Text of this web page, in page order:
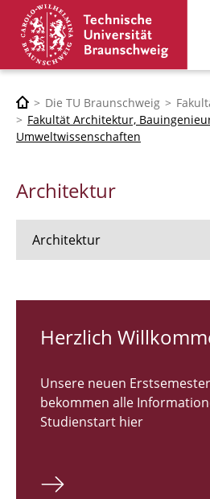
Die TU Braunschweig
Fakultät Architektur,
Umweltwissenschaften
Architektur
Architektur
RUNDGANG 26
Bachelor Architektur
Master Architektur
Herzlich
Unsere neuen
bekommen alle
Studienstart hier